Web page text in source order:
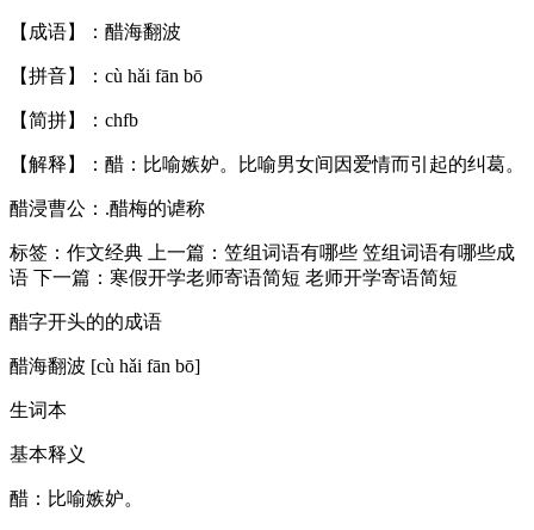
【成语】：醋海翻波
【拼音】：cù hǎi fān bō
【简拼】：chfb
【解释】：醋：比喻嫉妒。比喻男女间因爱情而引起的纠葛。
醋浸曹公：.醋梅的谑称
标签：作文经典 上一篇：笠组词语有哪些 笠组词语有哪些成
语 下一篇：寒假开学老师寄语简短 老师开学寄语简短
醋字开头的的成语
醋海翻波 [cù hǎi fān bō]
生词本
基本释义
醋：比喻嫉妒。